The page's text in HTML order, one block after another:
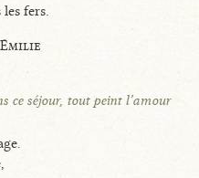
fers.
Émilie
ce séjour, tout peint l’amour